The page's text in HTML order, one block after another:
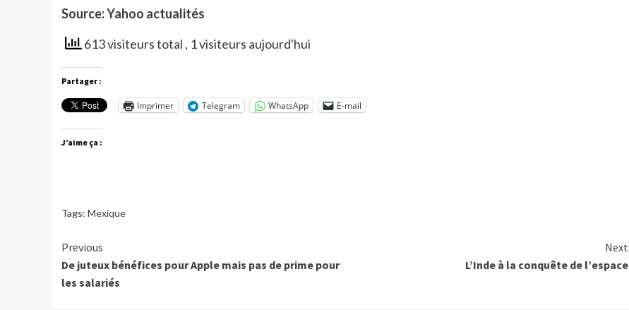
Source: Yahoo actualités
613 visiteurs total , 1 visiteurs aujourd'hui
Partager :
Imprimer Telegram WhatsApp E-mail
J’aime ça :
Tags: Mexique
Continue
Reading
Previous
De juteux bénéfices pour Apple mais pas de prime pour
les salariés
Next
L’Inde à la conquête de l’espace